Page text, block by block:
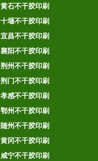
黄石不干胶印刷
十堰不干胶印刷
宜昌不干胶印刷
襄阳不干胶印刷
荆州不干胶印刷
荆门不干胶印刷
孝感不干胶印刷
鄂州不干胶印刷
随州不干胶印刷
黄冈不干胶印刷
咸宁不干胶印刷